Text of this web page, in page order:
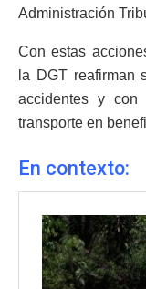
Administración
Con estas
la DGT reafirman
accidentes y
transporte en
En contexto: